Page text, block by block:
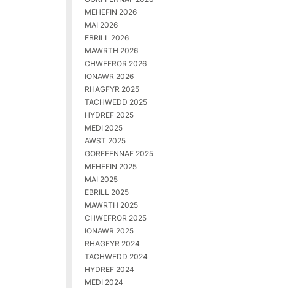
MEHEFIN 2026
MAI 2026
EBRILL 2026
MAWRTH 2026
CHWEFROR 2026
IONAWR 2026
RHAGFYR 2025
TACHWEDD 2025
HYDREF 2025
MEDI 2025
AWST 2025
GORFFENNAF 2025
MEHEFIN 2025
MAI 2025
EBRILL 2025
MAWRTH 2025
CHWEFROR 2025
IONAWR 2025
RHAGFYR 2024
TACHWEDD 2024
HYDREF 2024
MEDI 2024